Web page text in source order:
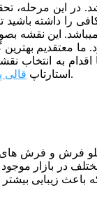
در این
را داشته باشید
ترین نقشه ها را در اختیار شما قرار دهیم که
ما معتقدیم
به انتخاب
استارتاپ قالی برای فروش کار های خود استفتده نمایید.
فرش و فرش
باعث زیبایی بیشتر